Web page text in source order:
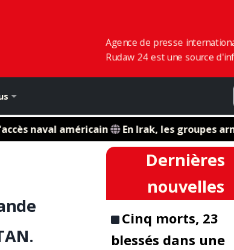
Agence de presse
Rudaw 24 est une source
naval américain En Irak, les groupes
Dernières
nouvelles
Cinq morts, 23
blessés dans une